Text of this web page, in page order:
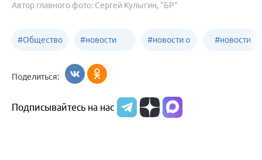
Автор главного фото: Сергей Кулыгин, "БР"
#Общество #новости
образования
#новости о
Алтайского
#новости
Поделиться:
Подписывайтесь на нас